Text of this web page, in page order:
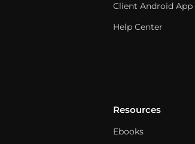
Client Android App
Help Center
Resources
Ebooks